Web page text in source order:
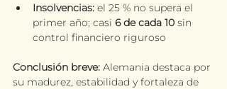
Insolvencias: el 25 % no supera el
primer año; casi 6 de cada 10 sin
control financiero riguroso
Conclusión breve: Alemania destaca por
su madurez, estabilidad y fortaleza de